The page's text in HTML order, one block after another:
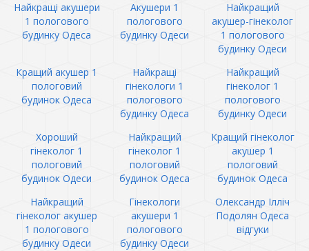
Найкращі акушери
1 пологового
будинку Одеса
Акушери 1
пологового
будинку Одеси
Найкращий
акушер-гінеколог
1 пологового
будинку Одеси
Кращий акушер 1
пологовий
будинок Одеса
Найкращі
гінекологи 1
пологового
будинку Одеса
Найкращий
гінеколог 1
пологового
будинку Одеси
Хороший
гінеколог 1
пологовий
будинок Одеси
Найкращий
гінеколог 1
пологовий
будинок Одеса
Кращий гінеколог
акушер 1
пологовий
будинок Одеса
Найкращий
гінеколог акушер
1 пологового
будинку Одеси
Гінекологи
акушери 1
пологового
будинку Одеси
Олександр Ілліч
Подолян Одеса
відгуки